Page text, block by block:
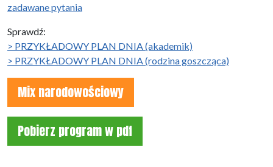
zadawane pytania
Sprawdź:
> PRZYKŁADOWY PLAN DNIA (akademik)
> PRZYKŁADOWY PLAN DNIA (rodzina goszcząca)
Mix narodowościowy
Pobierz program w pdf